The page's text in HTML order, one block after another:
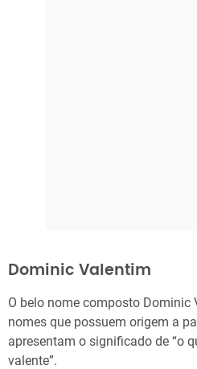
Dominic Valentim
O belo nome composto
nomes que possuem origem a
apresentam o significado de “o
valente”.